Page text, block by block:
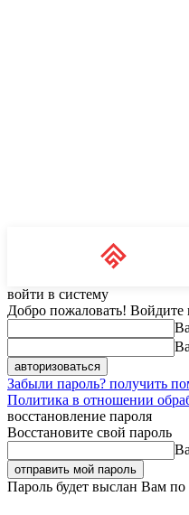
войти в систему
Добро пожаловать! Войдите
Забыли пароль? получить
Политика в отношении
восстановление пароля
Восстановите свой пароль
Пароль будет выслан Вам по